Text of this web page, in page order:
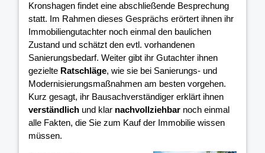
Kronshagen findet eine abschließende Besprechung
statt. Im Rahmen dieses Gesprächs erörtert ihnen ihr
Immobiliengutachter noch einmal den baulichen
Zustand und schätzt den evtl. vorhandenen
Sanierungsbedarf. Weiter gibt ihr Gutachter ihnen
gezielte Ratschläge, wie sie bei Sanierungs- und
Modernisierungsmaßnahmen am besten vorgehen.
Kurz gesagt, ihr Bausachverständiger erklärt ihnen
verständlich und klar nachvollziehbar noch einmal
alle Fakten, die Sie zum Kauf der Immobilie wissen
müssen.